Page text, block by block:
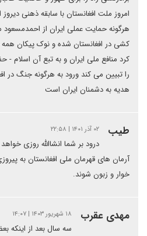
امروز ملت افغانستان با سابقه ذهنی
هرگونه حمایت عملی ایران از
کشی در افغانستان شده و نوک پیکان همه
کرد منافع ملی ایران و به تبع آن اسلام -
را تبیین می کند ورود به هرگونه جنگ در
هدیه به دشمنان ایران است
طیب ۰۲ آذر ۱۴۰۱ | ۲۲:۵۸
درود بر شما انشاالله روزی
آرمان های قهرمان ملی افغانستان به
خوار و زبون شوند.
مهدی عقرب ۱۸ شهریور ۱۴۰۳ | ۱۴:۰۷
سه سال بعد از اینکه